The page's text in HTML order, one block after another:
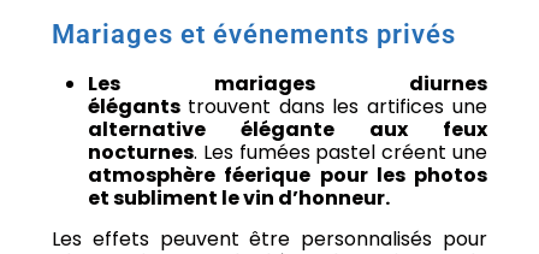
Mariages et événements privés
Les mariages diurnes
élégants trouvent dans les artifices une
alternative élégante aux feux
nocturnes. Les fumées pastel créent une
atmosphère féerique pour les photos
et subliment le vin d’honneur.
Les effets peuvent être personnalisés pour